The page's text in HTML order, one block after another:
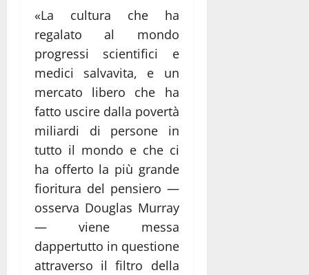
«La cultura che ha
regalato al mondo
progressi scientifici e
medici salvavita, e un
mercato libero che ha
fatto uscire dalla povertà
miliardi di persone in
tutto il mondo e che ci
ha offerto la più grande
fioritura del pensiero ―
osserva Douglas Murray
― viene messa
dappertutto in questione
attraverso il filtro della